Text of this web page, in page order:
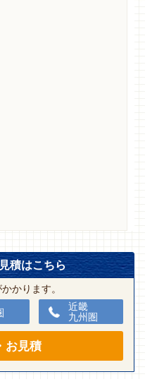
積はこちら
かります。
近畿
九州圏
お見積